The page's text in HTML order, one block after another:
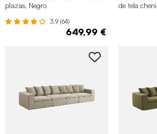
plazas, Negro
3.9 (64)
649,99 €
de tela